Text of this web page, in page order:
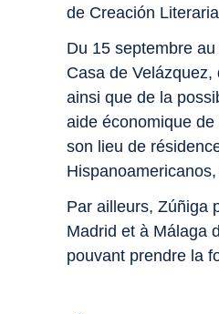
de Creación
Du 15 septembre
Casa de Velázquez,
ainsi que de la
aide économique de
son lieu de
Par ailleurs, Zúñiga
Madrid et à Málaga
pouvant prendre la